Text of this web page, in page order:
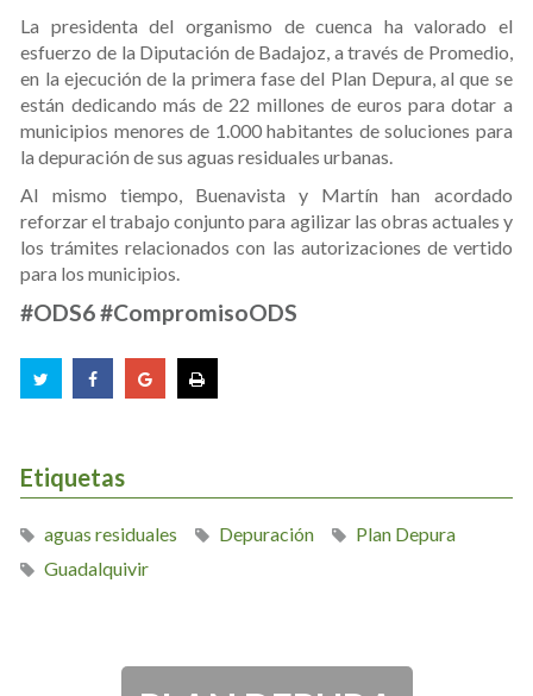
La presidenta del organismo de cuenca ha valorado el
esfuerzo de la Diputación de Badajoz, a través de Promedio,
en la ejecución de la primera fase del Plan Depura, al que se
están dedicando más de 22 millones de euros para dotar a
municipios menores de 1.000 habitantes de soluciones para
la depuración de sus aguas residuales urbanas.
Al mismo tiempo, Buenavista y Martín han acordado
reforzar el trabajo conjunto para agilizar las obras actuales y
los trámites relacionados con las autorizaciones de vertido
para los municipios.
#ODS6 #CompromisoODS
Etiquetas
aguas residuales Depuración
Plan Depura
Guadalquivir